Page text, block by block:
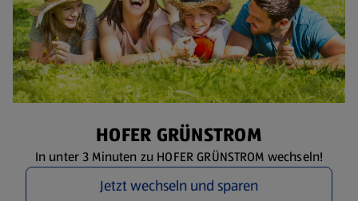
HOFER GRÜNSTROM
In unter 3 Minuten zu HOFER GRÜNSTROM wechseln!
Jetzt wechseln und sparen